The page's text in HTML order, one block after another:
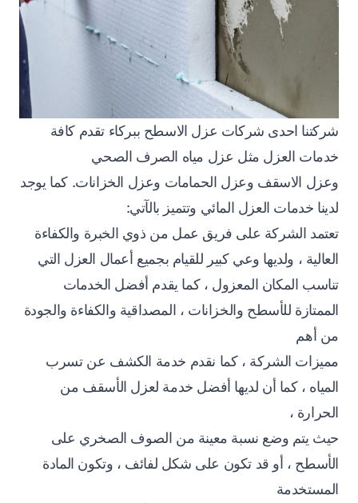
شركتنا احدى شركات عزل الاسطح ببركاء تقدم كافة
خدمات العزل مثل عزل مياه الصرف الصحي
وعزل الاسقف وعزل الحمامات وعزل الخزانات. كما يوجد
لدينا خدمات العزل المائي وتتميز بالآتي:
تعتمد الشركة على فريق عمل من ذوي الخبرة والكفاءة
العالية ، ولديها وعي كبير للقيام بجميع أعمال العزل التي
تناسب المكان المعزول ، كما يقدم أفضل الخدمات
الممتازة للأسطح والخزانات ، المصداقية والكفاءة والجودة
من أهم
مميزات الشركة ، كما نقدم خدمة الكشف عن تسرب
المياه ، كما أن لديها أفضل خدمة لعزل الأسقف من
الحرارة ،
حيث يتم وضع نسبة معينة من الصوف الصخري على
الأسطح ، أو قد تكون على شكل لفائف ، وتكون المادة
المستخدمة